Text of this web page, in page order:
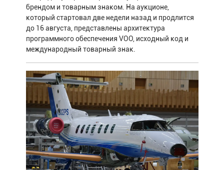
брендом и товарным знаком. На аукционе,
который стартовал две недели назад и продлится
до 16 августа, представлены архитектура
программного обеспечения VOO, исходный код и
международный товарный знак.